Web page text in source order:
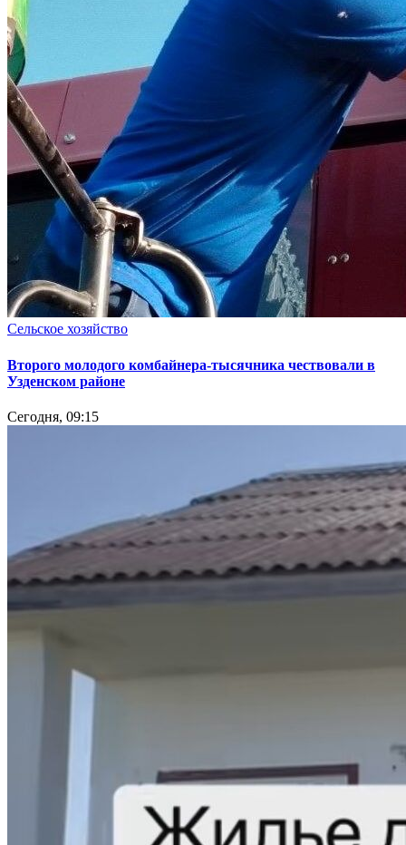
Сельское хозяйство
Второго молодого комбайнера-тысячника чествовали в
Узденском районе
Сегодня, 09:15